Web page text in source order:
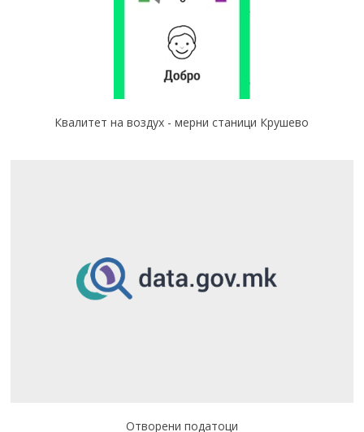
Квалитет на воздух - мерни станици Крушево
Отворени податоци